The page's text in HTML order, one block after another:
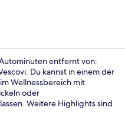
entfernt von:
Du kannst in einem der
Wellnessbereich mit
oder
Weitere Highlights sind